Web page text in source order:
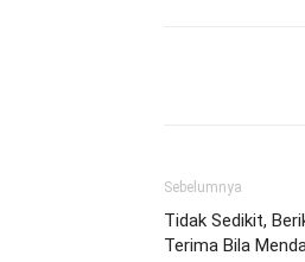
Sebelumnya
Tidak Sedikit,
Terima Bila